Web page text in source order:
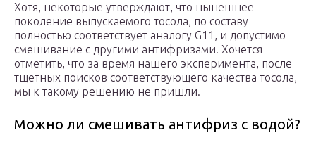
Хотя, некоторые утверждают, что нынешнее
поколение выпускаемого тосола, по составу
полностью соответствует аналогу G11, и допустимо
смешивание с другими антифризами. Хочется
отметить, что за время нашего эксперимента, после
тщетных поисков соответствующего качества тосола,
мы к такому решению не пришли.
Можно ли смешивать антифриз с водой?